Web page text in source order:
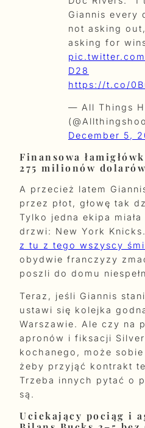
Giannis every
not asking out,
asking for
D28
https://t.co/
— All Things
December 5,
Finansowa
275 milionów
A przecież latem
przez płot, głowę tak
Tylko jedna ekipa
drzwi: New York Knicks.
z tu z tego wszyscy
obydwie franczyzy
poszli do domu
Teraz, jeśli Giannis
ustawi się kolejka
Warszawie. Ale czy na
apronów i fiksacji
kochanego, może
żeby przyjąć kontrakt
Trzeba innych pytać o
są.
Uciekający pociąg i